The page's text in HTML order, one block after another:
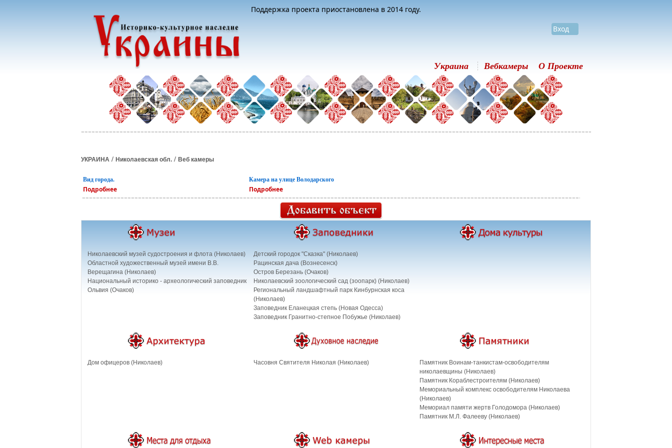
Поддержка проекта приостановлена в 2014 году.
Вход
Украина Вебкамеры О Проекте
УКРАИНА / Николаевская обл. / Веб камеры
Вид города.
Подробнее
Камера на улице Володарского
Подробнее
Николаевский музей судостроения и флота (Николаев)
Областной художественный музей имени В.В.
Верещагина (Николаев)
Национальный историко - археологический заповедник
Ольвия (Очаков)
Детский городок "Сказка" (Николаев)
Рацинская дача (Вознесенск)
Остров Березань (Очаков)
Николаевский зоологический сад (зоопарк) (Николаев)
Региональный ландшафтный парк Кинбурнская коса
(Николаев)
Заповедник Еланецкая степь (Новая Одесса)
Заповедник Гранитно-степное Побужье (Николаев)
Дом офицеров (Николаев) Часовня Святителя Николая (Николаев)
Памятник Воинам-танкистам-освободителям
николаевщины (Николаев)
Памятник Кораблестроителям (Николаев)
Мемориальный комплекс освободителям Николаева
(Николаев)
Мемориал памяти жертв Голодомора (Николаев)
Памятник М.Л. Фалееву (Николаев)